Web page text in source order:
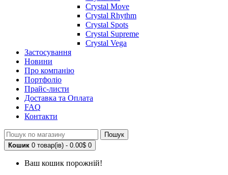
Crystal Move
Crystal Rhythm
Crystal Spots
Crystal Supreme
Crystal Vega
Застосування
Новини
Про компанію
Портфоліо
Прайс-листи
Доставка та Оплата
FAQ
Контакти
Пошук
Кошик 0 товар(ів) - 0.00$ 0
Ваш кошик порожній!